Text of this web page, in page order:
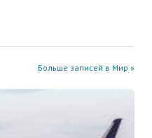
Больше записей в Мир »